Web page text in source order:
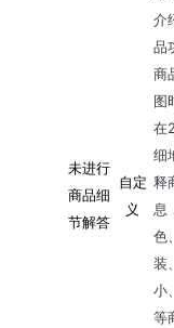
未进行
商品细
节解答
自定
义
介
品
商
图
在
细
释
息
色
装
小
等